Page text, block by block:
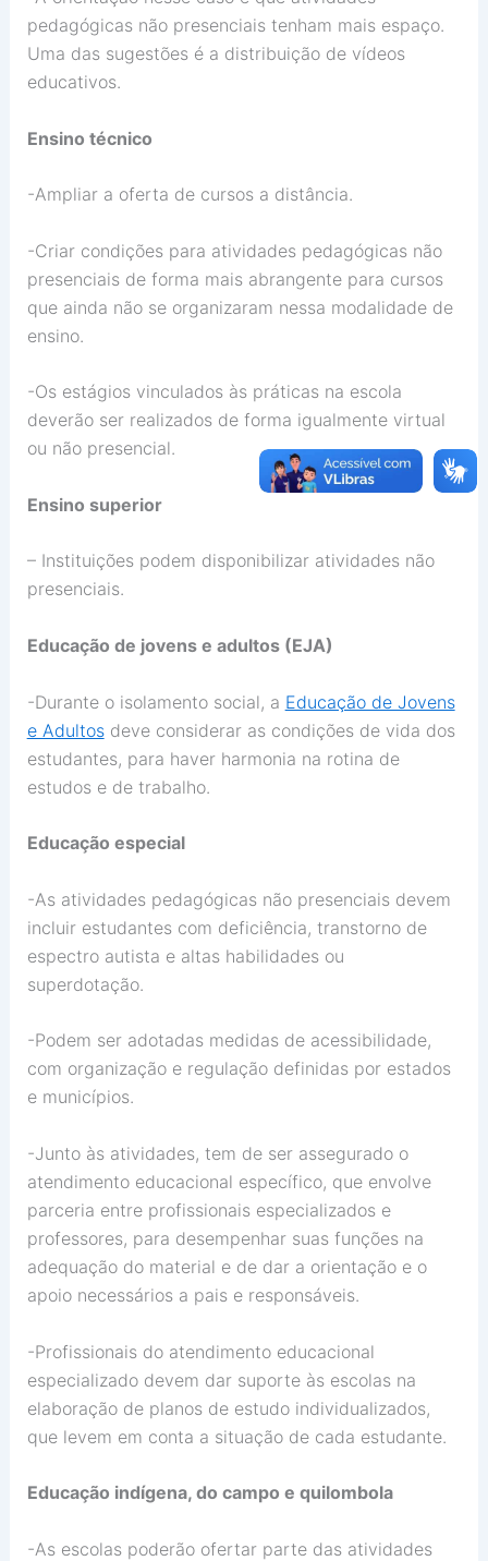
pedagógicas não presenciais tenham mais espaço.
Uma das sugestões é a distribuição de vídeos
educativos.
Ensino técnico
-Ampliar a oferta de cursos a distância.
-Criar condições para atividades pedagógicas não
presenciais de forma mais abrangente para cursos
que ainda não se organizaram nessa modalidade de
ensino.
-Os estágios vinculados às práticas na escola
deverão ser realizados de forma igualmente virtual
ou não presencial.
Ensino superior
– Instituições podem disponibilizar atividades não
presenciais.
Educação de jovens e adultos (EJA)
-Durante o isolamento social, a Educação de Jovens
e Adultosdeve considerar as condições de vida dos
estudantes, para haver harmonia na rotina de
estudos e de trabalho.
Educação especial
-As atividades pedagógicas não presenciais devem
incluir estudantes com deficiência, transtorno de
espectro autista e altas habilidades ou
superdotação.
-Podem ser adotadas medidas de acessibilidade,
com organização e regulação definidas por estados
e municípios.
-Junto às atividades, tem de ser assegurado o
atendimento educacional específico, que envolve
parceria entre profissionais especializados e
professores, para desempenhar suas funções na
adequação do material e de dar a orientação e o
apoio necessários a pais e responsáveis.
-Profissionais do atendimento educacional
especializado devem dar suporte às escolas na
elaboração de planos de estudo individualizados,
que levem em conta a situação de cada estudante.
Educação indígena, do campo e quilombola
-As escolas poderão ofertar parte das atividades